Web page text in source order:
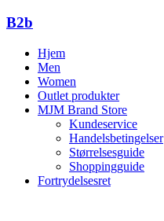
B2b
Hjem
Men
Women
Outlet produkter
MJM Brand Store
Kundeservice
Handelsbetingelser
Størrelsesguide
Shoppingguide
Fortrydelsesret